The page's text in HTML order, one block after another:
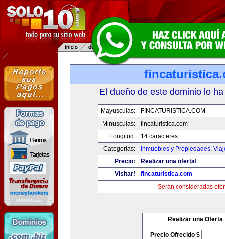
El dueño de este dominio lo
Mayusculas:
FINCATURISTICA.COM
Minusculas:
fincaturistica.com
Longitud:
14 caracteres
Categorias:
Inmuebles y Propiedades,
Precio:
Realizar una oferta!
Visitar!
fincaturistica.com
Serán consideradas
Realizar una Oferta
Precio Ofrecido $